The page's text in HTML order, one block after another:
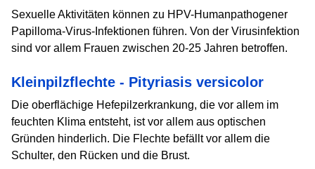
Sexuelle Aktivitäten können zu HPV-Humanpathogener
Papilloma-Virus-Infektionen führen. Von der Virusinfektion
sind vor allem Frauen zwischen 20-25 Jahren betroffen.
Kleinpilzflechte - Pityriasis versicolor
Die oberflächige Hefepilzerkrankung, die vor allem im
feuchten Klima entsteht, ist vor allem aus optischen
Gründen hinderlich. Die Flechte befällt vor allem die
Schulter, den Rücken und die Brust.